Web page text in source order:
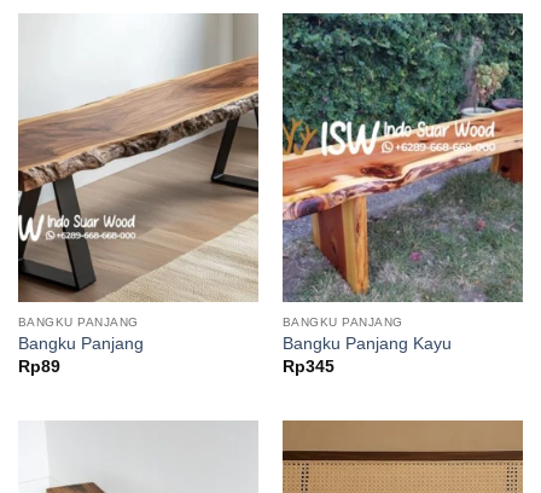
of
BANGKU PANJANG
Bangku Panjang
Rp89
BANGKU PANJANG
Bangku Panjang Kayu
Rp345